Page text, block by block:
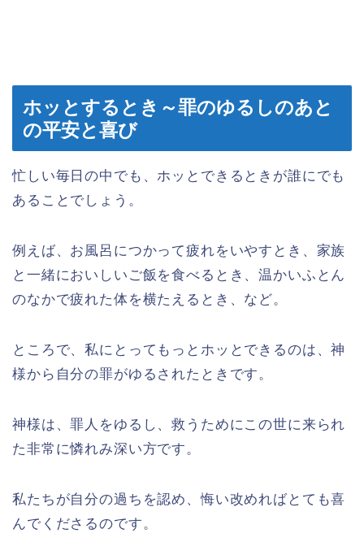
ホッとするとき～罪のゆるしのあと
の平安と喜び
忙しい毎日の中でも、ホッとできるときが誰にでも
あることでしょう。
例えば、お風呂につかって疲れをいやすとき、家族
と一緒においしいご飯を食べるとき、温かいふとん
のなかで疲れた体を横たえるとき、など。
ところで、私にとってもっとホッとできるのは、神
様から自分の罪がゆるされたときです。
神様は、罪人をゆるし、救うためにこの世に来られ
た非常に憐れみ深い方です。
私たちが自分の過ちを認め、悔い改めればとても喜
んでくださるのです。